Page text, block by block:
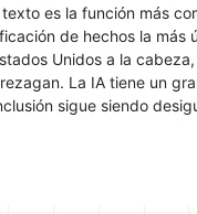
es la función más
de hechos la más
Unidos a la
La IA tiene un
sigue siendo